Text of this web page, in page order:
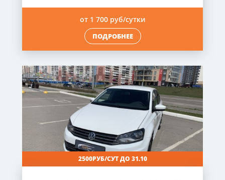
от 1 700 руб/сутки
ПОДРОБНЕЕ
2500РУБ/СУТ ДО 31.10